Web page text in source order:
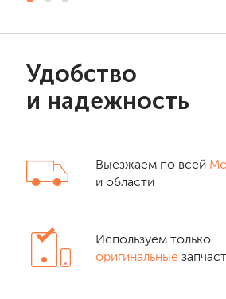
Удобство
и надежность
Выезжаем по всей
и области
Используем только
оригинальные